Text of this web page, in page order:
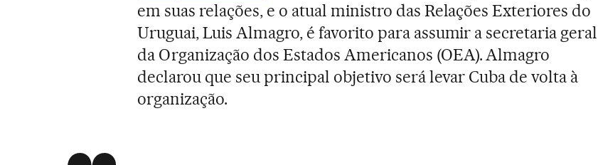
em suas relações, e o atual ministro das Relações Exteriores do
Uruguai, Luis Almagro, é favorito para assumir a secretaria geral
da Organização dos Estados Americanos (OEA). Almagro
declarou que seu principal objetivo será levar Cuba de volta à
organização.